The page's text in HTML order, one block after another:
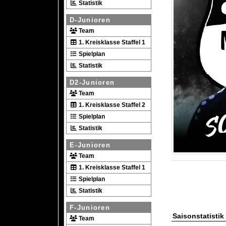
Statistik
D-Junioren
Team
1. Kreisklasse Staffel 1
Spielplan
Statistik
D2-Junioren
Team
1. Kreisklasse Staffel 2
Spielplan
Statistik
E-Junioren
Team
1. Kreisklasse Staffel 1
Spielplan
Statistik
F-Junioren
Team
Saisonstatistik